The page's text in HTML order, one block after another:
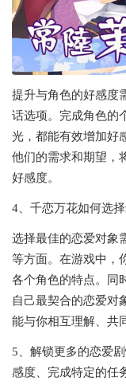
提升与角色的好感度
话选项。完成角色的
光，都能有效增加好
他们的需求和期望，
好感度。
4、千恋万花如何选
选择最佳的恋爱对象
等方面。在游戏中，
各个角色的特点。同
自己最契合的恋爱对
能与你相互理解、共
5、解锁更多的恋爱
感度、完成特定的任